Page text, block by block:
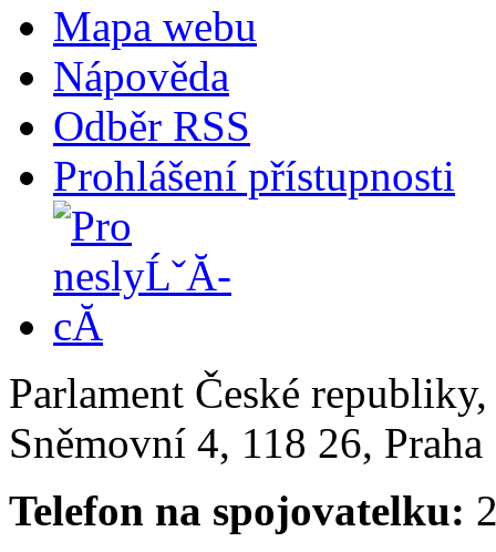
Mapa webu
Nápověda
Odběr RSS
Prohlášení přístupnosti
Parlament České
Sněmovní 4, 118 26,
Telefon na spojovatelku: